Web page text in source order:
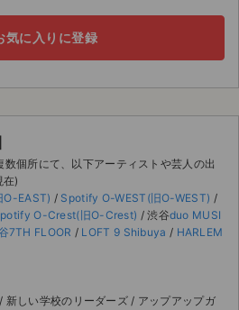
気に入りに登録
個所にて、以下アーティストや芸人の出
在)
EAST) / Spotify O-WEST(旧O-WEST) /
O-Crest(旧O-Crest) / 渋谷duo MUSI
7TH FLOOR / LOFT 9 Shibuya / HARLEM
しい学校のリーダーズ / アップアップガ